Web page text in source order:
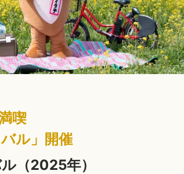
喫
ル」開催
（2025年）